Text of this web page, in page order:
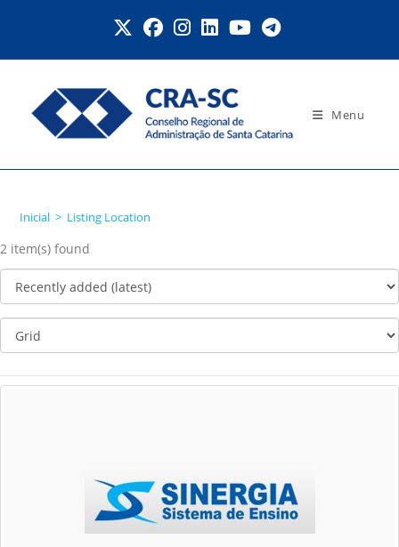
Menu
Inicial > Listing Location
2 item(s) found